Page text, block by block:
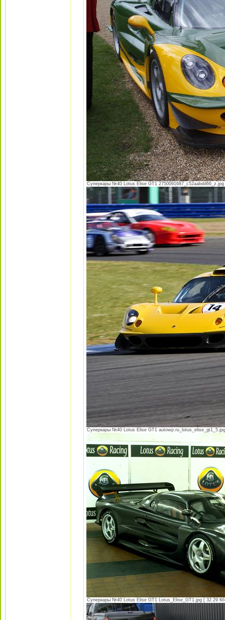
Суперкары №40 Lotus Еlise GT1
Суперкары №40 Lotus Еlise GT1
Суперкары №40 Lotus Еlise GT1 Lotus_Elise_GT1.jpg [ 32.29